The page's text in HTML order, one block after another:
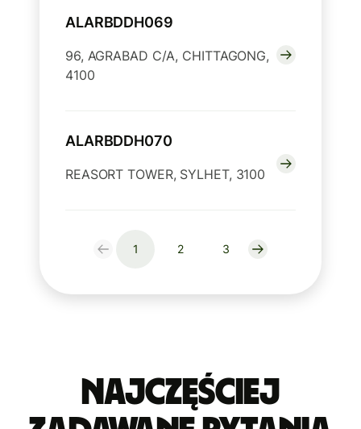
ALARBDDH069
96, AGRABAD C/A, CHITTAGONG,
4100
ALARBDDH070
REASORT TOWER, SYLHET, 3100
1 2 3
Najczęściej